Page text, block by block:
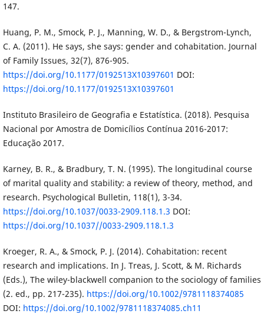
147.
Huang, P. M., Smock, P. J., Manning, W. D., & Bergstrom-Lynch,
C. A. (2011). He says, she says: gender and cohabitation. Journal
of Family Issues, 32(7), 876-905.
https://doi.org/10.1177/0192513X10397601 DOI:
https://doi.org/10.1177/0192513X10397601
Instituto Brasileiro de Geografia e Estatística. (2018). Pesquisa
Nacional por Amostra de Domicílios Contínua 2016-2017:
Educação 2017.
Karney, B. R., & Bradbury, T. N. (1995). The longitudinal course
of marital quality and stability: a review of theory, method, and
research. Psychological Bulletin, 118(1), 3-34.
https://doi.org/10.1037/0033-2909.118.1.3 DOI:
https://doi.org/10.1037//0033-2909.118.1.3
Kroeger, R. A., & Smock, P. J. (2014). Cohabitation: recent
research and implications. In J. Treas, J. Scott, & M. Richards
(Eds.), The wiley-blackwell companion to the sociology of families
(2. ed., pp. 217-235). https://doi.org/10.1002/9781118374085
DOI: https://doi.org/10.1002/9781118374085.ch11